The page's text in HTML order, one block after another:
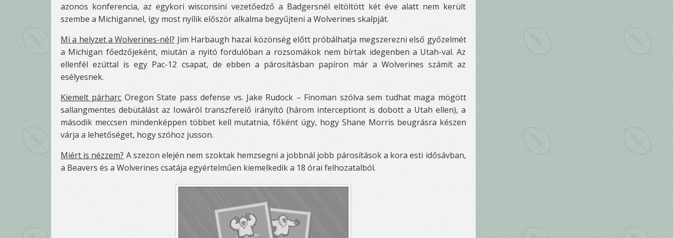
azonos konferencia, az egykori wisconsini vezetőedző a Badgersnél eltöltött két éve alatt nem került
szembe a Michigannel, így most nyílik először alkalma begyűjteni a Wolverines skalpját.
Mi a helyzet a Wolverines-nél? Jim Harbaugh hazai közönség előtt próbálhatja megszerezni első győzelmét
a Michigan főedzőjeként, miután a nyitó fordulóban a rozsomákok nem bírtak idegenben a Utah-val. Az
ellenfél ezúttal is egy Pac-12 csapat, de ebben a párosításban papíron már a Wolverines számít az
esélyesnek.
Kiemelt párharc Oregon State pass defense vs. Jake Rudock – Finoman szólva sem tudhat maga mögött
sallangmentes debütálást az Iowáról transzferelő irányító (három interceptiont is dobott a Utah ellen), a
második meccsen mindenképpen többet kell mutatnia, főként úgy, hogy Shane Morris beugrásra készen
várja a lehetőséget, hogy szóhoz jusson.
Miért is nézzem? A szezon elején nem szoktak hemzsegni a jobbnál jobb párosítások a kora esti idősávban,
a Beavers és a Wolverines csatája egyértelműen kiemelkedik a 18 órai felhozatalból.